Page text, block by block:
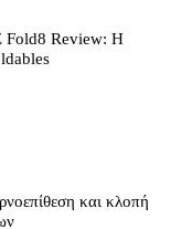
Fold8 Review: Η
και κλοπή